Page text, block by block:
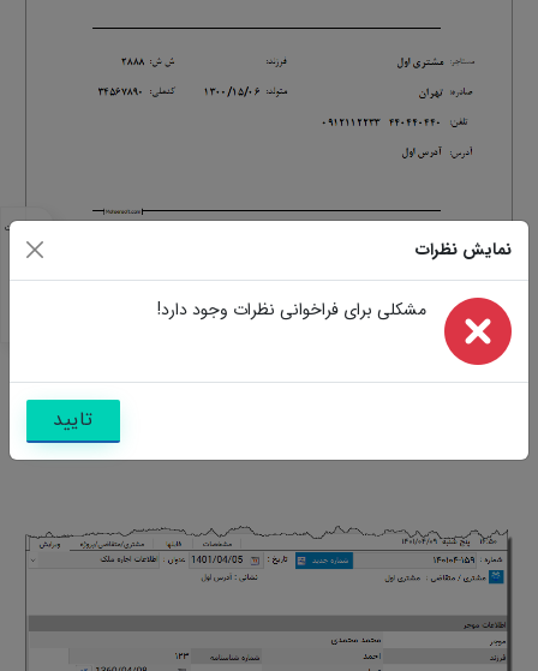
مشخصات
مشابه
نمایش نظرات
مشکلی برای فراخوانی نظرات وجود دارد!
تایید